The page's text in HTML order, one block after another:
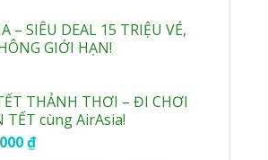
– SIÊU DEAL 15 TRIỆU VÉ,
GIỚI HẠN!
THẢNH THƠI – ĐI CHƠI
TẾT cùng AirAsia!
₫